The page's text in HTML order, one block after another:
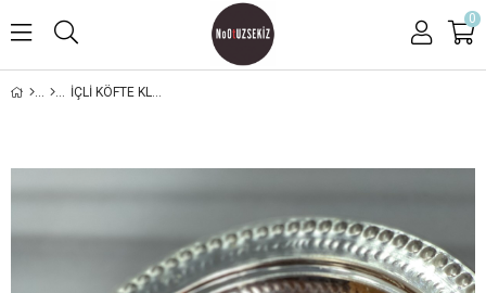
0
İÇLI KÖFTE KLASIK